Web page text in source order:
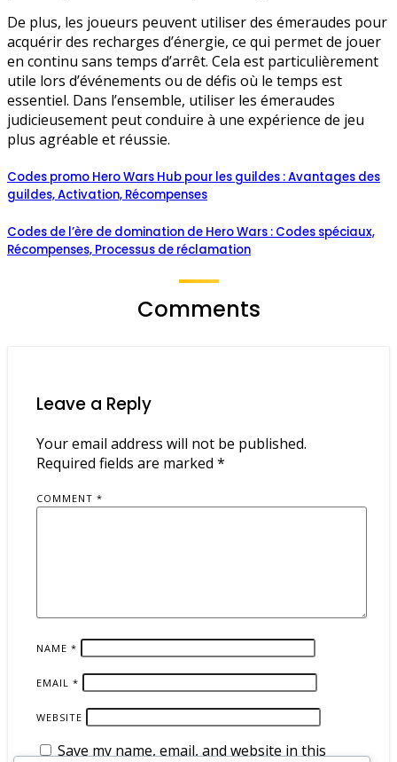
De plus, les joueurs peuvent utiliser des émeraudes pour
acquérir des recharges d’énergie, ce qui permet de jouer
en continu sans temps d’arrêt. Cela est particulièrement
utile lors d’événements ou de défis où le temps est
essentiel. Dans l’ensemble, utiliser les émeraudes
judicieusement peut conduire à une expérience de jeu
plus agréable et réussie.
Codes promo Hero Wars Hub pour les guildes : Avantages des
guildes, Activation, Récompenses
Codes de l’ère de domination de Hero Wars : Codes spéciaux,
Récompenses, Processus de réclamation
Comments
Leave a Reply
Your email address will not be published.
Required fields are marked *
COMMENT *
NAME *
EMAIL *
WEBSITE
Save my name, email, and website in this